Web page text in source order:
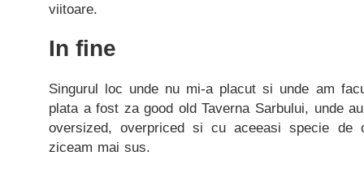
viitoare.
In fine
Singurul loc unde nu mi-a placut si unde am
plata a fost za good old Taverna Sarbului, unde
oversized, overpriced si cu aceeasi specie de
ziceam mai sus.